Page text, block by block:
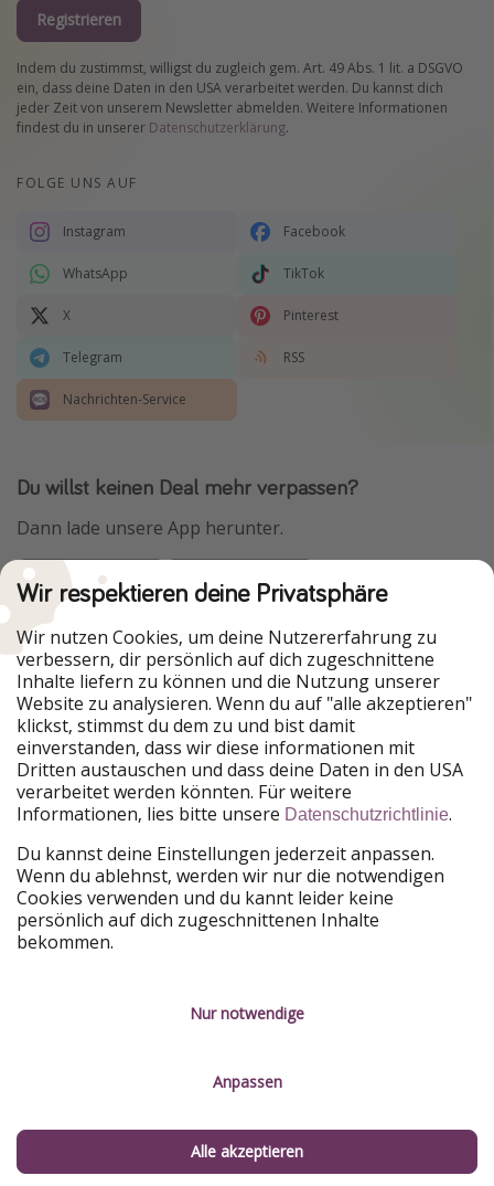
Registrieren
Indem du zustimmst, willigst du zugleich gem. Art. 49 Abs. 1 lit. a DSGVO
ein, dass deine Daten in den USA verarbeitet werden. Du kannst dich
jeder Zeit von unserem Newsletter abmelden. Weitere Informationen
findest du in unserer Datenschutzerklärung.
FOLGE UNS AUF
Instagram Facebook
WhatsApp TikTok
X Pinterest
Telegram RSS
Nachrichten-Service
Du willst keinen Deal mehr verpassen?
Dann lade unsere App herunter.
Urlaubspiraten ist Teil der HolidayPirates Group
Unsere Märkte
PiratinViaggio
HolidayPirates
VakantiePiraten
WakacyjniPiraci
VoyagesPirates
Ferienpiraten
Urlaubspiraten
ViajerosPiratas
TravelPirates
HolidayPirates Group
Lerne uns kennen
Über uns
Nachhaltigkeit
Rechtliches
Kontakt
Service-Kontrolle
Wir respektieren deine Privatsphäre
Wir nutzen Cookies, um deine Nutzererfahrung zu
verbessern, dir persönlich auf dich zugeschnittene
Inhalte liefern zu können und die Nutzung unserer
Website zu analysieren. Wenn du auf "alle akzeptieren"
klickst, stimmst du dem zu und bist damit
einverstanden, dass wir diese informationen mit
Dritten austauschen und dass deine Daten in den USA
verarbeitet werden könnten. Für weitere
Informationen, lies bitte unsere Datenschutzrichtlinie.
Du kannst deine Einstellungen jederzeit anpassen.
Wenn du ablehnst, werden wir nur die notwendigen
Cookies verwenden und du kannt leider keine
persönlich auf dich zugeschnittenen Inhalte
bekommen.
Nur notwendige
Anpassen
Alle akzeptieren